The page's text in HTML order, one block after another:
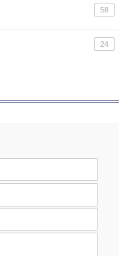
58
24